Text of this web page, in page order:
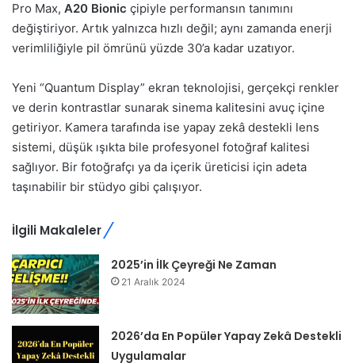
Pro Max, A20 Bionic çipiyle performansın tanımını
değiştiriyor. Artık yalnızca hızlı değil; aynı zamanda enerji
verimliliğiyle pil ömrünü yüzde 30’a kadar uzatıyor.
Yeni “Quantum Display” ekran teknolojisi, gerçekçi renkler
ve derin kontrastlar sunarak sinema kalitesini avuç içine
getiriyor. Kamera tarafında ise yapay zekâ destekli lens
sistemi, düşük ışıkta bile profesyonel fotoğraf kalitesi
sağlıyor. Bir fotoğrafçı ya da içerik üreticisi için adeta
taşınabilir bir stüdyo gibi çalışıyor.
İlgili Makaleler
2025’in İlk Çeyreği Ne Zaman
21 Aralık 2024
2026’da En Popüler Yapay Zekâ Destekli
Uygulamalar